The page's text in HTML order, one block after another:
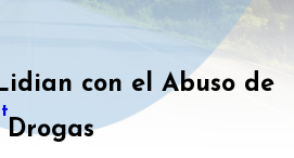
con el Abuso de
Drogas